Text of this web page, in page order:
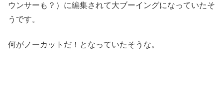
ウンサーも？）に編集されて大ブーイングになっていたそ
うです。
何がノーカットだ！となっていたそうな。